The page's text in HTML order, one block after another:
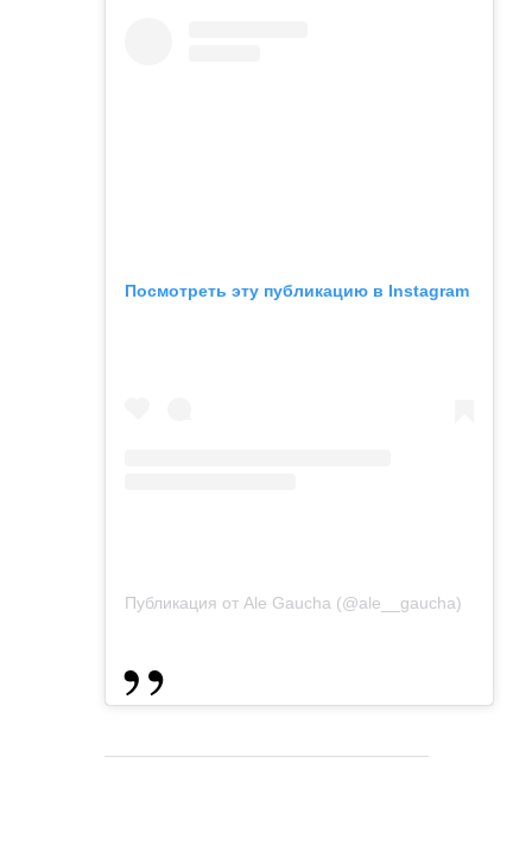
Посмотреть эту публикацию в Instagram
Публикация от Ale Gaucha (@ale__gaucha)